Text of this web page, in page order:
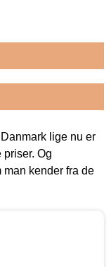
lige nu er
priser. Og
man kender fra de